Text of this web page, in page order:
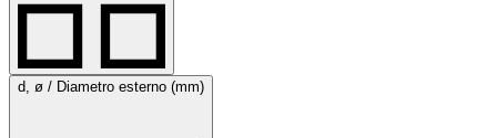
d, ø / Diametro esterno (mm)